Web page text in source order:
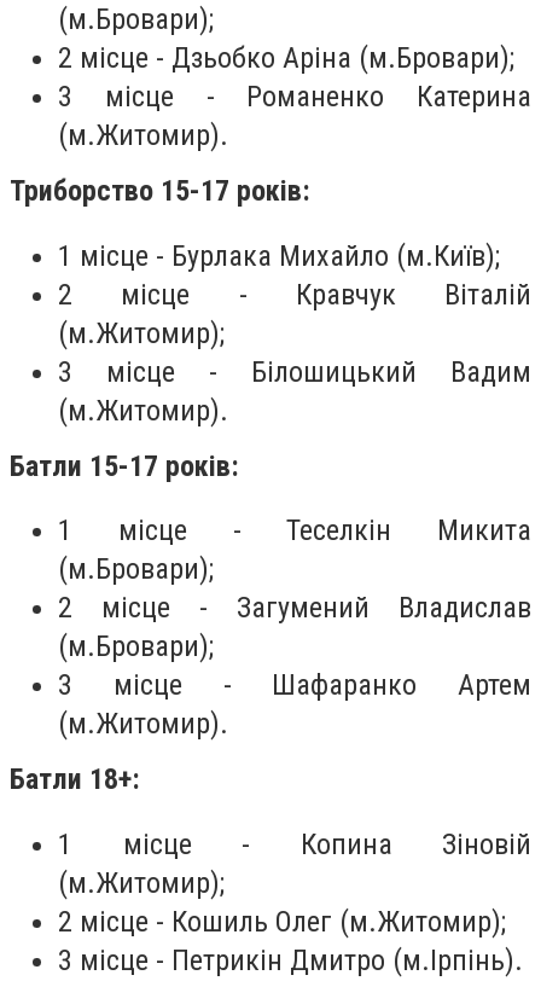
(м.Бровари);
2 місце - Дзьобко Аріна (м.Бровари);
3 місце - Романенко Катерина
(м.Житомир).
Триборство 15-17 років:
1 місце - Бурлака Михайло (м.Київ);
2 місце - Кравчук Віталій
(м.Житомир);
3 місце - Білошицький Вадим
(м.Житомир).
Батли 15-17 років:
1 місце - Теселкін Микита
(м.Бровари);
2 місце - Загумений Владислав
(м.Бровари);
3 місце - Шафаранко Артем
(м.Житомир).
Батли 18+:
1 місце - Копина Зіновій
(м.Житомир);
2 місце - Кошиль Олег (м.Житомир);
3 місце - Петрикін Дмитро (м.Ірпінь).